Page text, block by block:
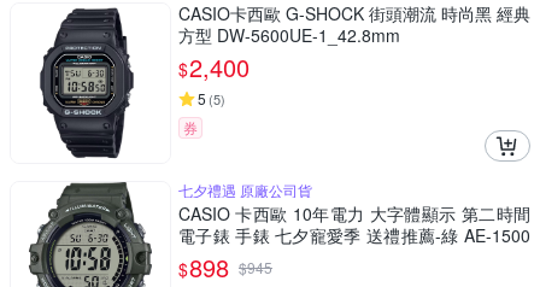
CASIO卡西歐 G-SHOCK 街頭潮流 時尚黑 經典
方型 DW-5600UE-1_42.8mm
$2,400
5 (5)
券
七夕禮遇 原廠公司貨
CASIO 卡西歐 10年電力 大字體顯示 第二時間
電子錶 手錶 七夕寵愛季 送禮推薦-綠 AE-1500
WHX-3A
$898 $945